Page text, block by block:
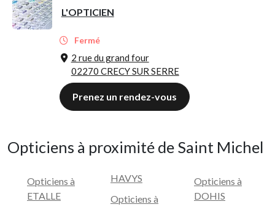
L'OPTICIEN
Fermé
2 rue du grand four
02270 CRECY SUR SERRE
Prenez un rendez-vous
Opticiens à proximité de Saint Michel
Opticiens à
ETALLE
HAVYS
Opticiens à
Opticiens à
DOHIS